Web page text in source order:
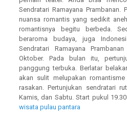
Sendratari Ramayana Prambanan.
nuansa romantis yang sedikit
romantisnya begitu berbeda.
beraroma budaya, juga
Sendratari Ramayana
Oktober. Pada bulan itu,
panggung terbuka. Berlatar
akan sulit melupakan
rasakan. Pertunjukan sendratari
Kamis, dan Sabtu. Start pukul
wisata pulau pantara